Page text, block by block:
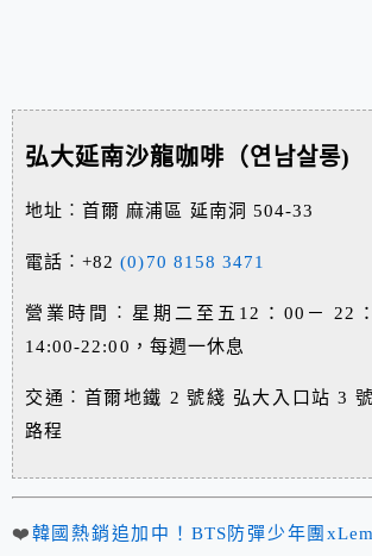
弘大延南沙龍咖啡（연남살롱)
地址︰首爾 麻浦區 延南洞 504-33
電話︰+82(0)70 8158 3471
營業時間︰星期二至五12：00－ 22
14:00-22:00，每週一休息
交通︰首爾地鐵 2 號綫 弘大入口站 3
路程
❤️韓國熱銷追加中！BTS防彈少年團